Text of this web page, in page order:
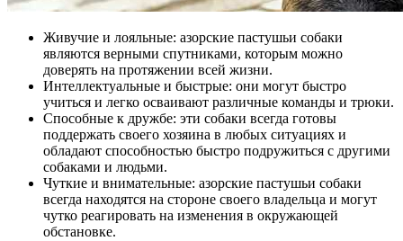
Живучие и лояльные: азорские пастушьи собаки
являются верными спутниками, которым можно
доверять на протяжении всей жизни.
Интеллектуальные и быстрые: они могут быстро
учиться и легко осваивают различные команды и трюки.
Способные к дружбе: эти собаки всегда готовы
поддержать своего хозяина в любых ситуациях и
обладают способностью быстро подружиться с другими
собаками и людьми.
Чуткие и внимательные: азорские пастушьи собаки
всегда находятся на стороне своего владельца и могут
чутко реагировать на изменения в окружающей
обстановке.